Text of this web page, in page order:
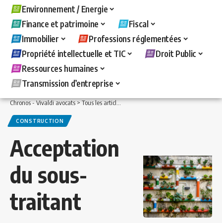
Environnement / Energie
Finance et patrimoine
Fiscal
Immobilier
Professions réglementées
Propriété intellectuelle et TIC
Droit Public
Ressources humaines
Transmission d’entreprise
Chronos - Vivaldi avocats>Tous les articles >Immobilier>Construction>
CONSTRUCTION
Acceptation
du sous-
traitant